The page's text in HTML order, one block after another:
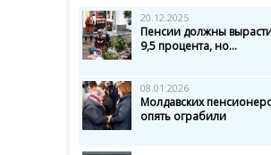
20.12.2025
Пенсии должны
9,5 процента, но...
08.01.2026
Молдавских
опять ограбили